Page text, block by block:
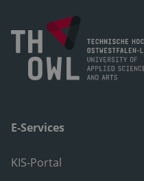
E-Services
KIS-Portal